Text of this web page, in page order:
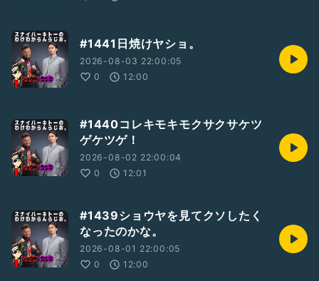
#1441日焼けヤショ。
2026-08-03 22:00:05
0
12:00
#1440コレキモキモクサクサケツ
ゲケツゲ！
2026-08-02 22:00:04
0
12:01
#1439ショウヤを見てクソしたく
なったのかな。
2026-08-01 22:00:05
0
12:00